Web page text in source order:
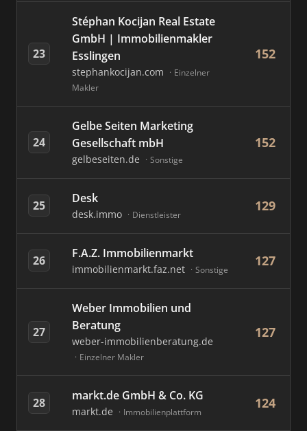
23
Stéphan Kocijan Real Estate
GmbH | Immobilienmakler
Esslingen
stephankocijan.com
Einzelner
Makler
152
24
Gelbe Seiten Marketing
Gesellschaft mbH
gelbeseiten.de Sonstige
152
25 Desk
desk.immo Dienstleister
129
26 F.A.Z. Immobilienmarkt
immobilienmarkt.faz.net Sonstige
127
27
Weber Immobilien und
Beratung
weber-immobilienberatung.de
Einzelner Makler
127
28 markt.de GmbH & Co. KG
markt.de Immobilienplattform
124